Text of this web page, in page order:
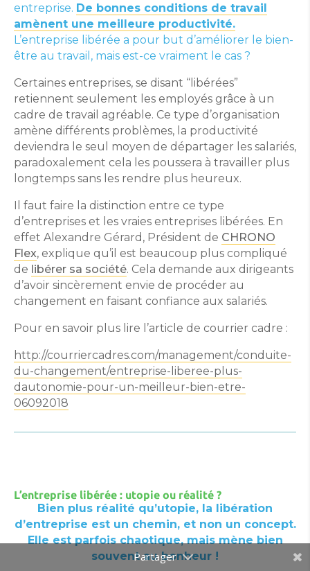
entreprise. De bonnes conditions de travail
amènent une meilleure productivité.
L’entreprise libérée a pour but d’améliorer le bien-
être au travail, mais est-ce vraiment le cas ?
Certaines entreprises, se disant “libérées”
retiennent seulement les employés grâce à un
cadre de travail agréable. Ce type d’organisation
amène différents problèmes, la productivité
deviendra le seul moyen de départager les salariés,
paradoxalement cela les poussera à travailler plus
longtemps sans les rendre plus heureux.
Il faut faire la distinction entre ce type
d’entreprises et les vraies entreprises libérées. En
effet Alexandre Gérard, Président de CHRONO
Flex, explique qu’il est beaucoup plus compliqué
de libérer sa société. Cela demande aux dirigeants
d’avoir sincèrement envie de procéder au
changement en faisant confiance aux salariés.
Pour en savoir plus lire l’article de courrier cadre :
http://courriercadres.com/management/conduite-
du-changement/entreprise-liberee-plus-
dautonomie-pour-un-meilleur-bien-etre-
06092018
L’entreprise libérée : utopie ou réalité ?
Bien plus réalité qu’utopie, la libération
d’entreprise est un chemin, et non un concept.
Elle est parfois chaotique, mais mène bien
souvent au bonheur !